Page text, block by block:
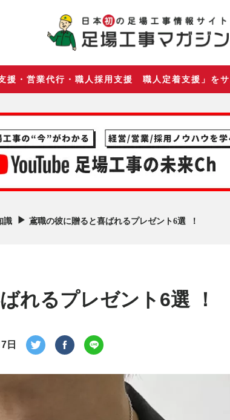
援・営業代行・職人採用支援 職人定着支援」を
識 ▶︎ 鳶職の彼に贈ると喜ばれるプレゼント6選 ！
れるプレゼント6選 ！
日